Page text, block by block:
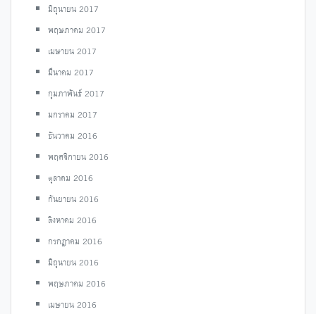
มิถุนายน 2017
พฤษภาคม 2017
เมษายน 2017
มีนาคม 2017
กุมภาพันธ์ 2017
มกราคม 2017
ธันวาคม 2016
พฤศจิกายน 2016
ตุลาคม 2016
กันยายน 2016
สิงหาคม 2016
กรกฎาคม 2016
มิถุนายน 2016
พฤษภาคม 2016
เมษายน 2016